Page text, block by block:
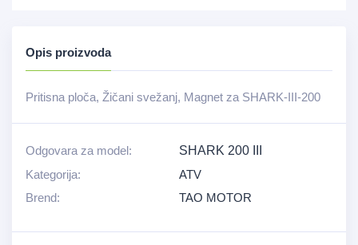
Opis proizvoda
Pritisna ploča, Žičani svežanj, Magnet za SHARK-III-200
Odgovara za model:
SHARK 200 III
Kategorija:
ATV
Brend:
TAO MOTOR